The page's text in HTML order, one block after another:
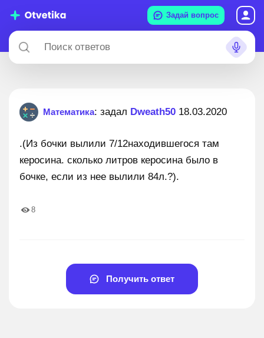
Задай вопрос
Математика: задал Dweath50 18.03.2020
.(Из бочки вылили 7/12находившегося там
керосина. сколько литров керосина было в
бочке, если из нее вылили 84л.?).
8
Получить ответ